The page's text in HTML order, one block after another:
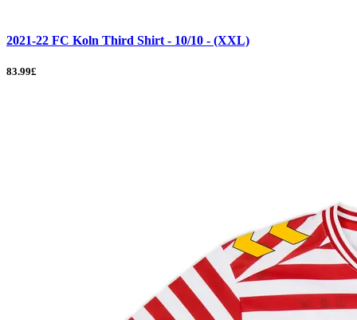
2021-22 FC Koln Third Shirt - 10/10 - (XXL)
83.99£